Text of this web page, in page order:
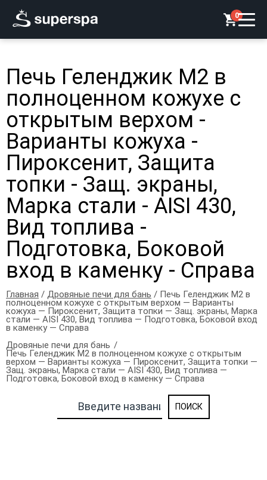
0
Печь Геленджик М2 в
полноценном кожухе с
открытым верхом -
Варианты кожуха -
Пироксенит, Защита
топки - Защ. экраны,
Марка стали - AISI 430,
Вид топлива -
Подготовка, Боковой
вход в каменку - Справа
Главная / Дровяные печи для бань / Печь Геленджик М2 в
полноценном кожухе с открытым верхом — Варианты
кожуха — Пироксенит, Защита топки — Защ. экраны, Марка
стали — AISI 430, Вид топлива — Подготовка, Боковой вход
в каменку — Справа
Дровяные печи для бань
Печь Геленджик М2 в полноценном кожухе с открытым
верхом — Варианты кожуха — Пироксенит, Защита топки —
Защ. экраны, Марка стали — AISI 430, Вид топлива —
Подготовка, Боковой вход в каменку — Справа